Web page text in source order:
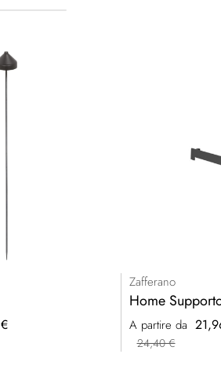
Zafferano
Home
A partire da
24,40 €